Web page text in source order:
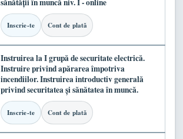
sănătății în muncă niv. I - online
Inscrie-te Cont de plată
Instruirea la I grupă de securitate electrică.
Instruire privind apărarea împotriva
incendiilor. Instruirea introductiv generală
privind securitatea și sănătatea în muncă.
Inscrie-te Cont de plată